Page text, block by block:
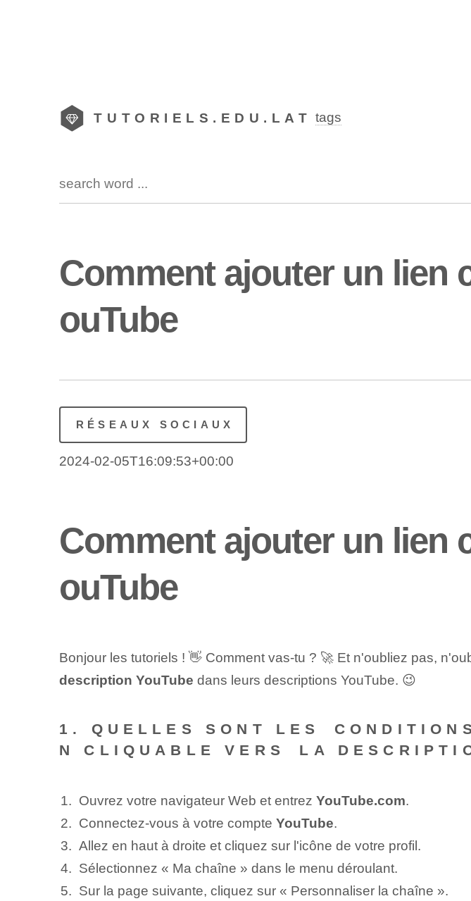
TUTORIELS.EDU.LAT tags
Comment ajouter un lien
ouTube
RÉSEAUX SOCIAUX
2024-02-05T16:09:53+00:00
Comment ajouter un lien
ouTube
Bonjour les tutoriels ! 👋 Comment vas-tu ? 🚀 Et n'oubliez pas,
description ‍YouTube dans leurs descriptions YouTube. 😉
1. QUELLES SONT LES
N CLIQUABLE VERS⁣ LA
Ouvrez votre navigateur Web et entrez⁢‍ YouTube.com.
Connectez-vous à votre compte YouTube.
Allez en haut à droite et cliquez sur l'icône de votre profil.
Sélectionnez « Ma chaîne » dans le menu déroulant⁢.
Sur la page suivante, cliquez sur⁣ « Personnaliser la chaîne ».